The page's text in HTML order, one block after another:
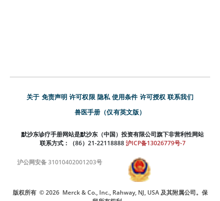
关于 免责声明 许可权限 隐私 使用条件 许可授权 联系我们
兽医手册（仅有英文版）
默沙东诊疗手册网站是默沙东（中国）投资有限公司旗下非营利性网站
联系方式：（86）21-22118888 沪ICP备13026779号-7
沪公网安备 31010402001203号
版权所有 © 2026 Merck & Co., Inc., Rahway, NJ, USA 及其附属公司。保